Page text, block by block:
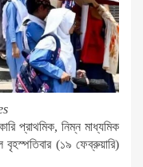
প্রাথমিক, নিম্ন মাধ্যমিক
বৃহস্পতিবার (১৯ ফেব্রুয়ারি)